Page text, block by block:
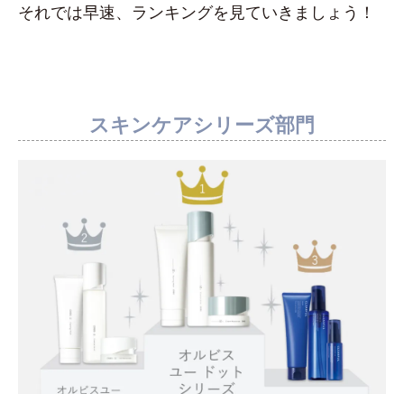
それでは早速、ランキングを見ていきましょう！
スキンケアシリーズ部門